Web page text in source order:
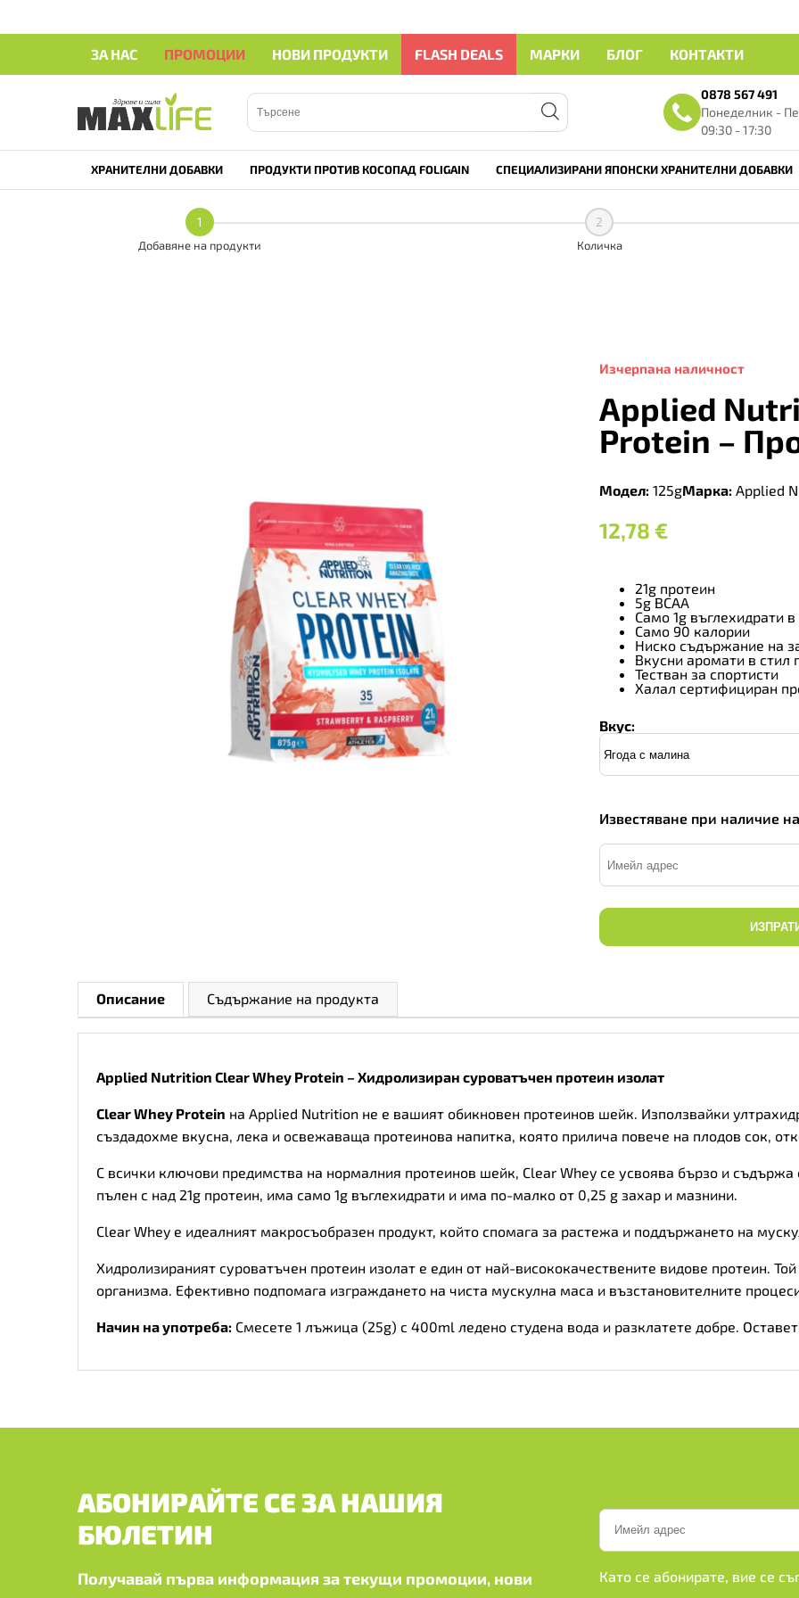
ЗА НАС ПРОМОЦИИ НОВИ ПРОДУКТИ FLASH DEALS МАРКИ БЛОГ КОНТАКТИ
0878 567 491
Понеделник -
09:30 - 17:30
ХРАНИТЕЛНИ ДОБАВКИ ПРОДУКТИ ПРОТИВ КОСОПАД FOLIGAIN СПЕЦИАЛИЗИРАНИ ЯПОНСКИ ХРАНИТЕЛНИ ДОБАВКИ
1
Добавяне на продукти
2
Количка
Изчерпана наличност
Applied
Protein –
Модел: 125gМарка: Applied
12,78 €
21g протеин
5g BCAA
Само 1g въглехидрати в
Само 90 калории
Ниско съдържание на
Вкусни аромати в стил
Тестван за спортисти
Халал сертифициран
Вкус:
Известяване при наличие
Описание Съдържание на продукта
Applied Nutrition Clear Whey Protein – Хидролизиран суроватъчен протеин изолат
Clear Whey Protein на Applied Nutrition не е вашият обикновен протеинов шейк. Използвайки
създадохме вкусна, лека и освежаваща протеинова напитка, която прилича повече на плодов сок,
С всички ключови предимства на нормалния протеинов шейк, Clear Whey се усвоява бързо и
пълен с над 21g протеин, има само 1g въглехидрати и има по-малко от 0,25 g захар и мазнини.
Clear Whey е идеалният макросъобразен продукт, който спомага за растежа и поддържането на
Хидролизираният суроватъчен протеин изолат е един от най-висококачествените видове протеин.
организма. Ефективно подпомага изграждането на чиста мускулна маса и възстановителните
Начин на употреба: Смесете 1 лъжица (25g) с 400ml ледено студена вода и разклатете добре.
АБОНИРАЙТЕ СЕ ЗА НАШИЯ
БЮЛЕТИН
Получавай първа информация за текущи промоции, нови
Като се абонирате, вие се